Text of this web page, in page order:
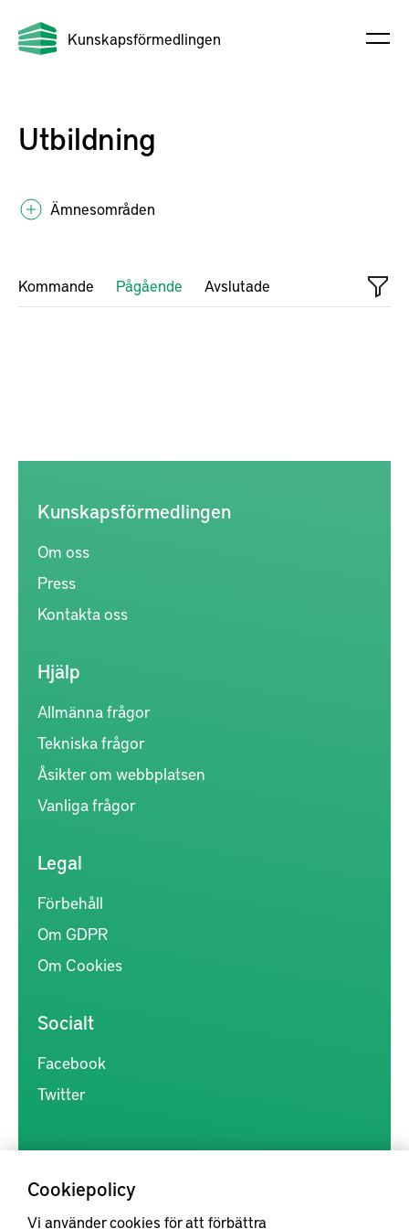
Kunskapsförmedlingen
Utbildning
Ämnesområden
Kommande Pågående Avslutade
Cookiepolicy
Vi använder cookies för att förbättra
Kunskapsförmedlingen
Om oss
Press
Kontakta oss
Hjälp
Allmänna frågor
Tekniska frågor
Åsikter om webbplatsen
Vanliga frågor
Legal
Förbehåll
Om GDPR
Om Cookies
Socialt
Facebook
Twitter